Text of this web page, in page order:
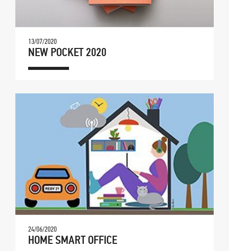
13/07/2020
NEW POCKET 2020
24/06/2020
HOME SMART OFFICE